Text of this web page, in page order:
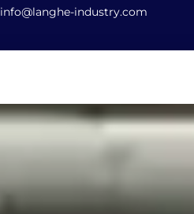
info@langhe-industry.com